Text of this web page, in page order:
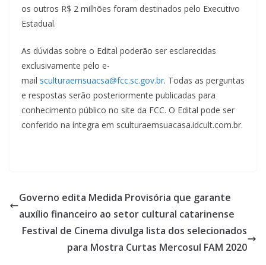
os outros R$ 2 milhões foram destinados pelo Executivo
Estadual.
As dúvidas sobre o Edital poderão ser esclarecidas
exclusivamente pelo e-
mail sculturaemsuacsa@fcc.sc.gov.br. Todas as perguntas
e respostas serão posteriormente publicadas para
conhecimento público no site da FCC. O Edital pode ser
conferido na íntegra em sculturaemsuacasa.idcult.com.br.
Governo edita Medida Provisória que garante
auxílio financeiro ao setor cultural catarinense
Festival de Cinema divulga lista dos selecionados
para Mostra Curtas Mercosul FAM 2020